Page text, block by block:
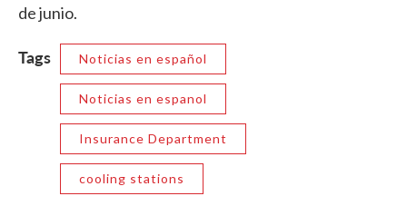
de junio.
Tags Noticias en español
Noticias en espanol
Insurance Department
cooling stations